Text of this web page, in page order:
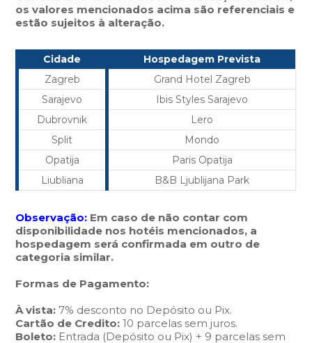
os valores mencionados acima são referenciais e
estão sujeitos à alteração.
Cidade
Hospedagem Prevista
Zagreb
Grand Hotel Zagreb
Sarajevo
Ibis Styles Sarajevo
Dubrovnik
Lero
Split
Mondo
Opatija
Paris Opatija
Liubliana
B&B Ljublijana Park
Observação: Em caso de não contar com
disponibilidade nos hotéis mencionados, a
hospedagem será confirmada em outro de
categoria similar.
Formas de Pagamento:
À vista: 7% desconto no Depósito ou Pix.
Cartão de Credito:10 parcelas sem juros.
Boleto: Entrada (Depósito ou Pix) + 9 parcelas sem